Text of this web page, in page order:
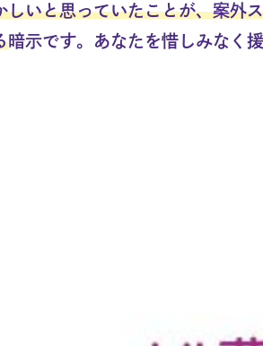
しいと思っていたことが、案外
暗示です。あなたを惜しみなく